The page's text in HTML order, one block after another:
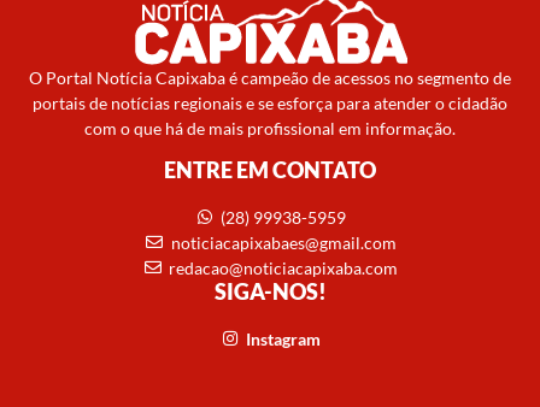
O Portal Notícia Capixaba é campeão de acessos no segmento de
portais de notícias regionais e se esforça para atender o cidadão
com o que há de mais profissional em informação.
ENTRE EM CONTATO
(28) 99938-5959
noticiacapixabaes@gmail.com
redacao@noticiacapixaba.com
SIGA-NOS!
Instagram